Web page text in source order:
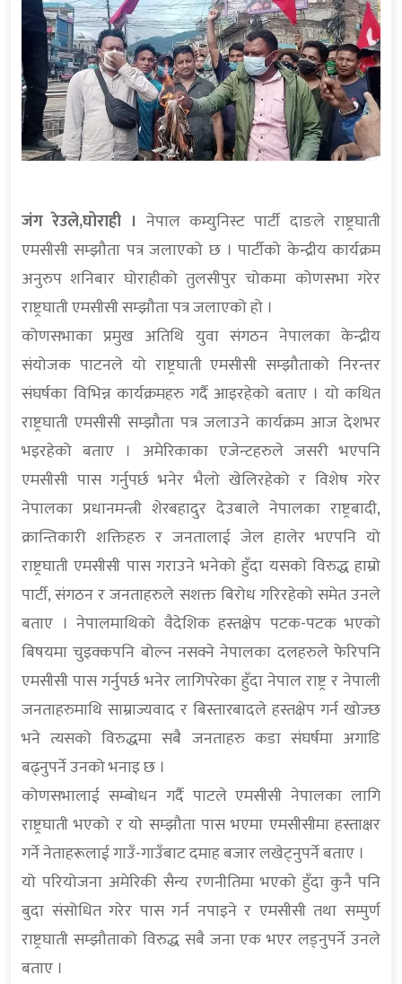
जंग रेउले,घोराही । नेपाल कम्युनिस्ट पार्टी दाङले राष्ट्रघाती
एमसीसी सम्झौता पत्र जलाएको छ । पार्टीको केन्द्रीय कार्यक्रम
अनुरुप शनिबार घोराहीको तुलसीपुर चोकमा कोणसभा गरेर
राष्ट्रघाती एमसीसी सम्झौता पत्र जलाएको हो ।
कोणसभाका प्रमुख अतिथि युवा संगठन नेपालका केन्द्रीय
संयोजक पाटनले यो राष्ट्रघाती एमसीसी सम्झौताको निरन्तर
संघर्षका विभिन्न कार्यक्रमहरु गर्दै आइरहेको बताए । यो कथित
राष्ट्रघाती एमसीसी सम्झौता पत्र जलाउने कार्यक्रम आज देशभर
भइरहेको बताए । अमेरिकाका एजेन्टहरुले जसरी भएपनि
एमसीसी पास गर्नुपर्छ भनेर भैलो खेलिरहेको र विशेष गरेर
नेपालका प्रधानमन्त्री शेरबहादुर देउबाले नेपालका राष्ट्रबादी,
क्रान्तिकारी शक्तिहरु र जनतालाई जेल हालेर भएपनि यो
राष्ट्रघाती एमसीसी पास गराउने भनेको हुँदा यसको विरुद्ध हाम्रो
पार्टी, संगठन र जनताहरुले सशक्त बिरोध गरिरहेको समेत उनले
बताए । नेपालमाथिको वैदेशिक हस्तक्षेप पटक-पटक भएको
बिषयमा चुइक्कपनि बोल्न नसक्ने नेपालका दलहरुले फेरिपनि
एमसीसी पास गर्नुपर्छ भनेर लागिपरेका हुँदा नेपाल राष्ट्र र नेपाली
जनताहरुमाथि साम्राज्यवाद र बिस्तारबादले हस्तक्षेप गर्न खोज्छ
भने त्यसको विरुद्धमा सबै जनताहरु कडा संघर्षमा अगाडि
बढ्नुपर्ने उनको भनाइ छ ।
कोणसभालाई सम्बोधन गर्दै पाटले एमसीसी नेपालका लागि
राष्ट्रघाती भएको र यो सम्झौता पास भएमा एमसीसीमा हस्ताक्षर
गर्ने नेताहरूलाई गाउँ-गाउँबाट दमाह बजार लखेट्नुपर्ने बताए ।
यो परियोजना अमेरिकी सैन्य रणनीतिमा भएको हुँदा कुनै पनि
बुदा संसोधित गरेर पास गर्न नपाइने र एमसीसी तथा सम्पुर्ण
राष्ट्रघाती सम्झौताको विरुद्ध सबै जना एक भएर लड्नुपर्ने उनले
बताए ।